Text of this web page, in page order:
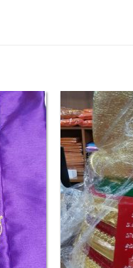
Add to
Wishlist